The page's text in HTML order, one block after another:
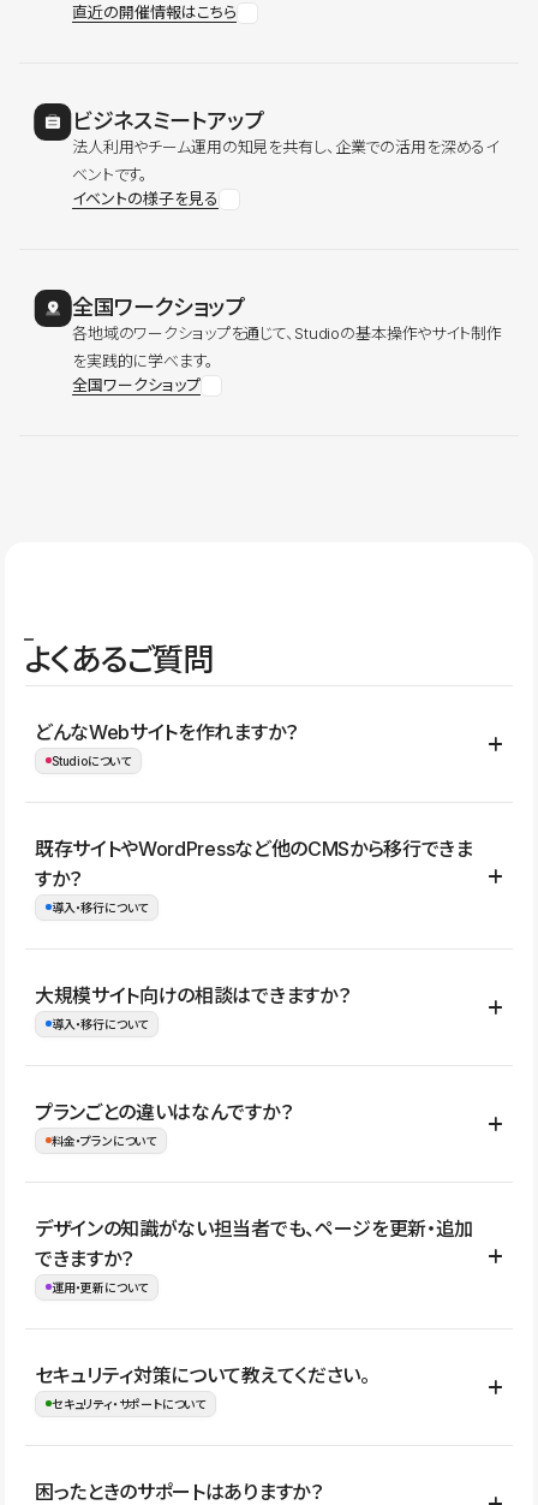
直近の開催情報はこちら
ビジネスミートアップ
法人利用やチーム運用の知見を共有し、企業での活用を深めるイ
ベントです。
イベントの様子を見る
全国ワークショップ
各地域のワークショップを通じて、Studioの基本操作やサイト制作
を実践的に学べます。
全国ワークショップ
よくあるご質問
どんなWebサイトを作れますか？
Studioについて
コーポレートサイト、サービスサイト、LP、採用サイト、ブロ
グ・メディア、イベントサイト、店舗・商品紹介サイト、ポートフ
ォリオなど幅広く制作できます。
既存サイトやWordPressなど他のCMSから移行できま
すか？
導入・移行について
はい。既存サイトの構成やコンテンツ、URLを整理したうえで、
Studio上に再構築する形で移行できます。 WordPressの場合は、
イト全体のデザインや設定がそのまま移行されるわけではないた
め、移行後にページ構成やデザイン、CMS設計、URL・リダイレク
大規模サイト向けの相談はできますか？
導入・移行について
はい。アクセス規模が大きいサイトや、複数部門での運用、権限管
理、セキュリティ確認、既存システムとの連携など、個別の要件が
ない段階でも、お問い合わせください。
お問合せはこちら
プランごとの違いはなんですか？
料金・プランについて
公開ページ数、バージョン履歴の期間、CMS利用数の上限、権限
管理の有無などがプランごとに異なります。詳しくは料金プランペ
ージをご覧ください。
デザインの知識がない担当者でも、ページを更新・追加
できますか？
運用・更新について
はい。CMSやコンポーネントを活用して更新範囲を設計しておく
ことで、デザインを崩しにくい状態で運用できます。 さらにコン
ながらレイアウトに影響を与えずに更新作業を進めやすくなりま
セキュリティ対策について教えてください。
セキュリティ・サポートについて
Studioでは、公開サイトやサービスを安全に利用できるよう、通信
困ったときのサポートはありますか？